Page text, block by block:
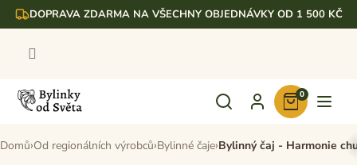
Přejít DOPRAVA ZDARMA NA VŠECHNY OBJEDNÁVKY OD 1 500 KČ
Nákupní
košík
0
Domů Od regionálních výrobců Bylinné čaje Bylinný čaj - Harmonie